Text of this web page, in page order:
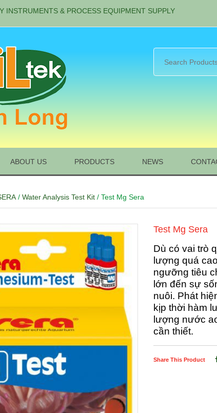
INSTRUMENTS & PROCESS EQUIPMENT SUPPLY
ABOUT US PRODUCTS NEWS
/ Water Analysis Test Kit / Test Mg Sera
Test Mg Sera
Dù có vai trò
lượng quá
ngưỡng tiêu
lớn đến sự
nuôi. Phát
kịp thời hàm
lượng nước
cần thiết.
Share This Product